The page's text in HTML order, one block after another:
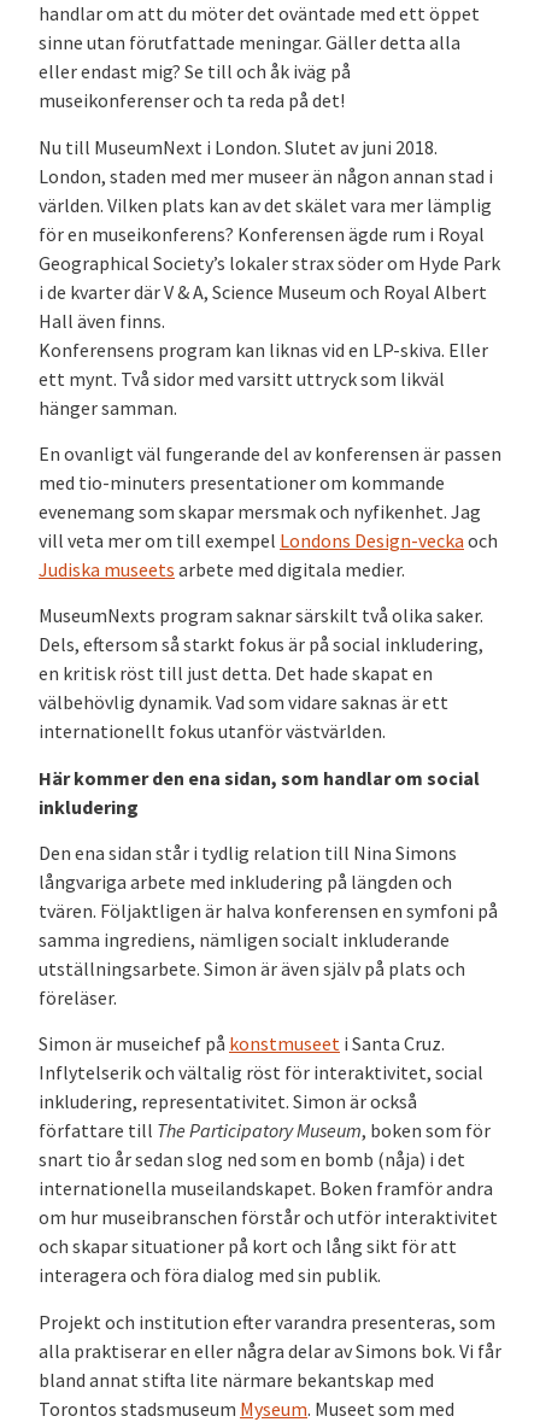
handlar om att du möter det oväntade med ett öppet
sinne utan förutfattade meningar. Gäller detta alla
eller endast mig? Se till och åk iväg på
museikonferenser och ta reda på det!
Nu till MuseumNext i London. Slutet av juni 2018.
London, staden med mer museer än någon annan stad i
världen. Vilken plats kan av det skälet vara mer lämplig
för en museikonferens? Konferensen ägde rum i Royal
Geographical Society’s lokaler strax söder om Hyde Park
i de kvarter där V & A, Science Museum och Royal Albert
Hall även finns.
Konferensens program kan liknas vid en LP-skiva. Eller
ett mynt. Två sidor med varsitt uttryck som likväl
hänger samman.
En ovanligt väl fungerande del av konferensen är passen
med tio-minuters presentationer om kommande
evenemang som skapar mersmak och nyfikenhet. Jag
vill veta mer om till exempel Londons Design-vecka och
Judiska museets arbete med digitala medier.
MuseumNexts program saknar särskilt två olika saker.
Dels, eftersom så starkt fokus är på social inkludering,
en kritisk röst till just detta. Det hade skapat en
välbehövlig dynamik. Vad som vidare saknas är ett
internationellt fokus utanför västvärlden.
Här kommer den ena sidan, som handlar om social
inkludering
Den ena sidan står i tydlig relation till Nina Simons
långvariga arbete med inkludering på längden och
tvären. Följaktligen är halva konferensen en symfoni på
samma ingrediens, nämligen socialt inkluderande
utställningsarbete. Simon är även själv på plats och
föreläser.
Simon är museichef på konstmuseet i Santa Cruz.
Inflytelserik och vältalig röst för interaktivitet, social
inkludering, representativitet. Simon är också
författare till The Participatory Museum, boken som för
snart tio år sedan slog ned som en bomb (nåja) i det
internationella museilandskapet. Boken framför andra
om hur museibranschen förstår och utför interaktivitet
och skapar situationer på kort och lång sikt för att
interagera och föra dialog med sin publik.
Projekt och institution efter varandra presenteras, som
alla praktiserar en eller några delar av Simons bok. Vi får
bland annat stifta lite närmare bekantskap med
Torontos stadsmuseum Myseum. Museet som med